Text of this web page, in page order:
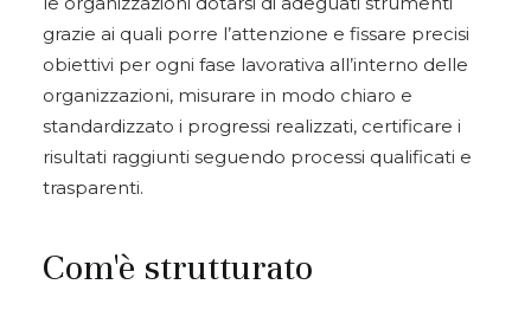
grazie ai quali porre l’attenzione e fissare precisi
obiettivi per ogni fase lavorativa all’interno delle
organizzazioni, misurare in modo chiaro e
standardizzato i progressi realizzati, certificare i
risultati raggiunti seguendo processi qualificati e
trasparenti.
Com'è strutturato